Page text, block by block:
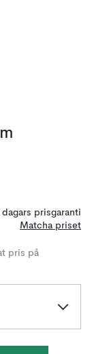
dagars prisgaranti
Matcha priset
pris på